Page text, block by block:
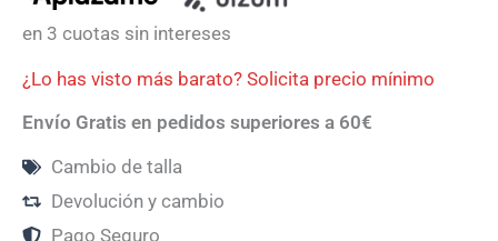
en 3 cuotas sin intereses
¿Lo has visto más barato? Solicita precio mínimo
Envío Gratis en pedidos superiores a 60€
Cambio de talla
Devolución y cambio
Pago Seguro